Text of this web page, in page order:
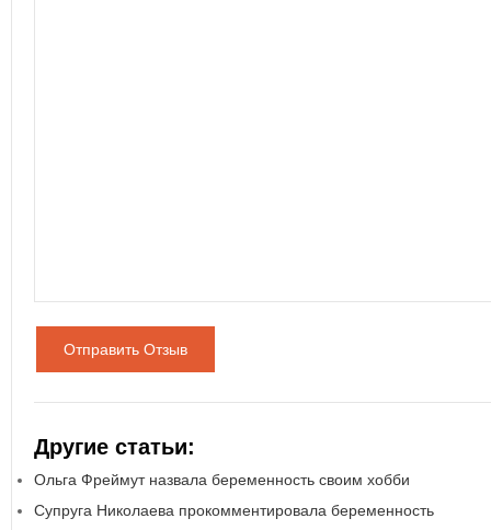
Отправить Отзыв
Другие статьи:
Ольга Фреймут назвала беременность своим хобби
Супруга Николаева прокомментировала беременность